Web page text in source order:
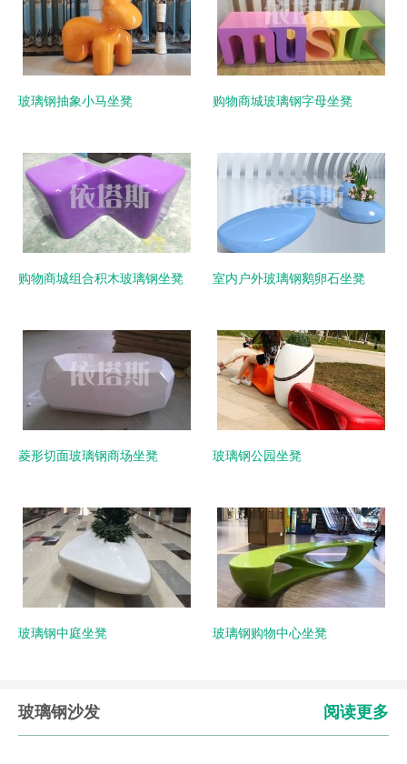
玻璃钢抽象小马坐凳 购物商城玻璃钢字母坐凳
购物商城组合积木玻璃钢坐凳 室内户外玻璃钢鹅卵石坐凳
菱形切面玻璃钢商场坐凳 玻璃钢公园坐凳
玻璃钢中庭坐凳 玻璃钢购物中心坐凳
玻璃钢沙发 阅读更多